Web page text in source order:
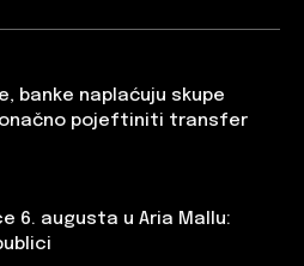
banke naplaćuju skupe
konačno pojeftiniti transfer
6. augusta u Aria Mallu: